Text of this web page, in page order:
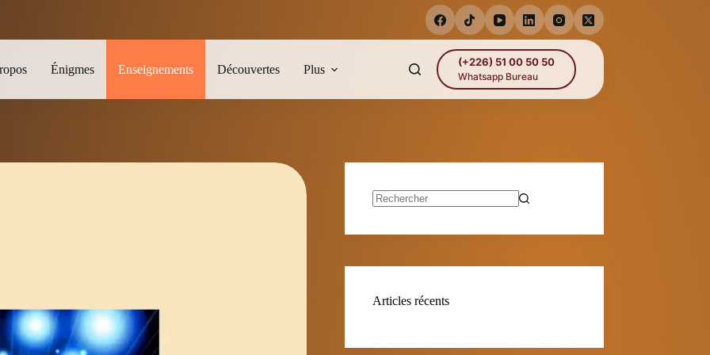
Énigmes Enseignements Découvertes Plus
(+226) 51 00 50 50
Whatsapp Bureau
Articles récents